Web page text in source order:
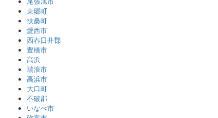
東郷町
扶桑町
愛西市
西春日井郡
豊橋市
高浜
瑞浪市
高浜市
大口町
不破郡
いなべ市